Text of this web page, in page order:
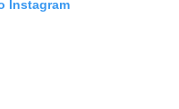
Instagram